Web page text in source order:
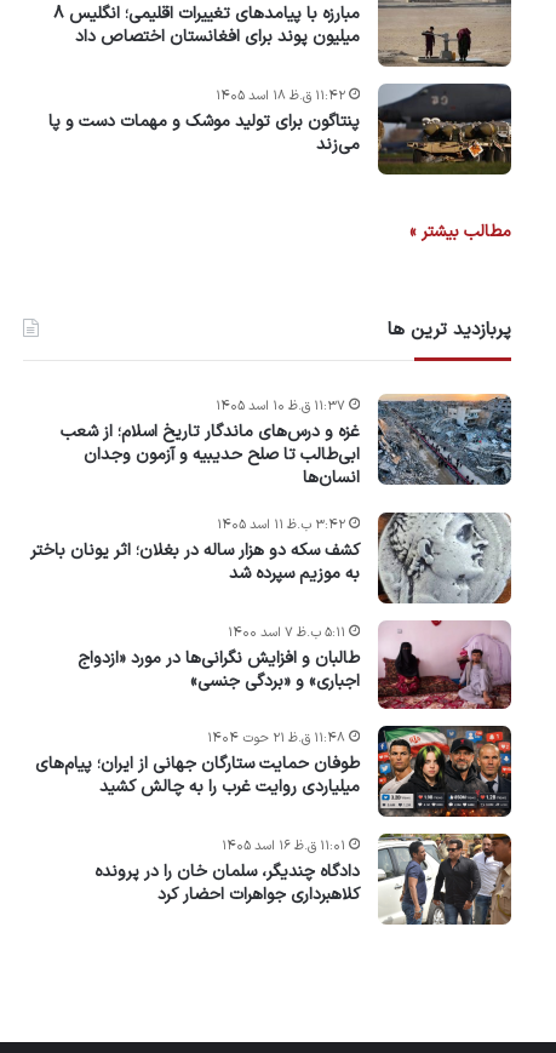
مبارزه با پیامدهای تغییرات اقلیمی؛ انگلیس ۸
میلیون پوند برای افغانستان اختصاص داد
پنتاگون برای تولید موشک و مهمات دست و پا
می‌زند
۱۱:۴۲ ق.ظ ۱۸ اسد ۱۴۰۵
مطالب بیشتر »
پربازدید ترین ها
غزه و درس‌های ماندگار تاریخ اسلام؛ از شعب
ابی‌طالب تا صلح حدیبیه و آزمون وجدان
انسان‌ها
۱۱:۳۷ ق.ظ ۱۰ اسد ۱۴۰۵
کشف سکه دو هزار ساله در بغلان؛ اثر یونان باختر
به موزیم سپرده شد
۳:۴۲ ب.ظ ۱۱ اسد ۱۴۰۵
طالبان و افزایش نگرانی‌ها در مورد «ازدواج
اجباری» و «بردگی جنسی»
۵:۱۱ ب.ظ ۷ اسد ۱۴۰۰
طوفان حمایت ستارگان جهانی از ایران؛ پیام‌های
میلیاردی روایت غرب را به چالش کشید
۱۱:۴۸ ق.ظ ۲۱ حوت ۱۴۰۴
دادگاه چندیگر، سلمان خان را در پرونده
کلاهبرداری جواهرات احضار کرد
۱۱:۰۱ ق.ظ ۱۶ اسد ۱۴۰۵